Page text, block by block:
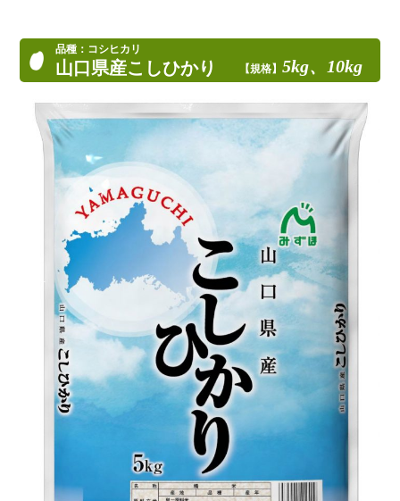
品種：コシヒカリ
山口県産こしひかり 【規格】 5kg、10kg